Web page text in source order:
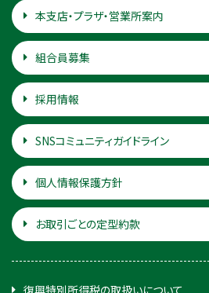
本支店・プラザ・営業所案内
組合員募集
採用情報
SNSコミュニティガイドライン
個人情報保護方針
お取引ごとの定型約款
復興特別所得税の取扱いについて